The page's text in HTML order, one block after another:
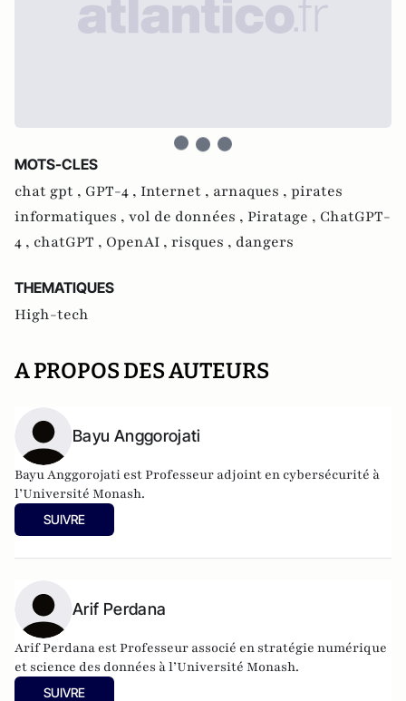
MOTS-CLES
chat gpt , GPT-4 , Internet , arnaques , pirates
informatiques , vol de données , Piratage , ChatGPT-
4 , chatGPT , OpenAI , risques , dangers
THEMATIQUES
High-tech
A PROPOS DES AUTEURS
Bayu Anggorojati
Bayu Anggorojati est Professeur adjoint en cybersécurité à
l’Université Monash.
SUIVRE
Arif Perdana
Arif Perdana est Professeur associé en stratégie numérique
et science des données à l’Université Monash.
SUIVRE